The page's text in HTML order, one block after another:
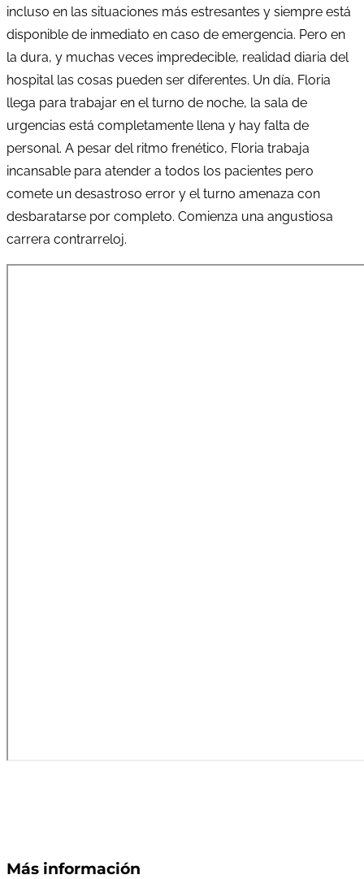
incluso en las situaciones más estresantes y siempre está
disponible de inmediato en caso de emergencia. Pero en
la dura, y muchas veces impredecible, realidad diaria del
hospital las cosas pueden ser diferentes. Un día, Floria
llega para trabajar en el turno de noche, la sala de
urgencias está completamente llena y hay falta de
personal. A pesar del ritmo frenético, Floria trabaja
incansable para atender a todos los pacientes pero
comete un desastroso error y el turno amenaza con
desbaratarse por completo. Comienza una angustiosa
carrera contrarreloj.
Más información